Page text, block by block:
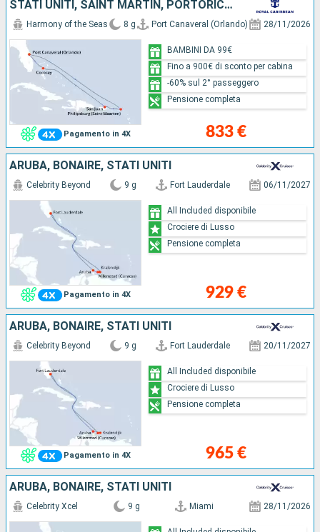
STATI UNITI, SAINT MARTIN, PORTORICO, BAHAMAS
Pagamento in 4X
Harmony of the Seas 8 g Port Canaveral (Orlando) 28/11/2026
833 €
BAMBINI DA 99€
Fino a 900€ di sconto per cabina
-60% sul 2° passeggero
Pensione completa
ARUBA, BONAIRE, STATI UNITI
Pagamento in 4X
Celebrity Beyond 9 g Fort Lauderdale 06/11/2027
929 €
All Included disponibile
Crociere di Lusso
Pensione completa
ARUBA, BONAIRE, STATI UNITI
Pagamento in 4X
Celebrity Beyond 9 g Fort Lauderdale 20/11/2027
965 €
All Included disponibile
Crociere di Lusso
Pensione completa
ARUBA, BONAIRE, STATI UNITI
Celebrity Xcel 9 g Miami 28/11/2026